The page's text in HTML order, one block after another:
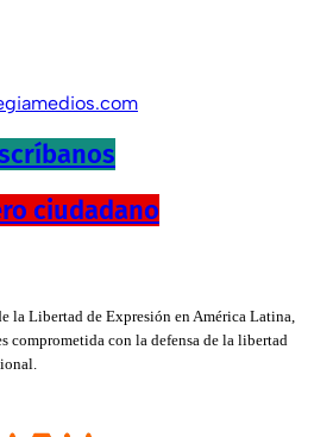
ciudadano
la Libertad de Expresión en América Latina,
comprometida con la defensa de la libertad